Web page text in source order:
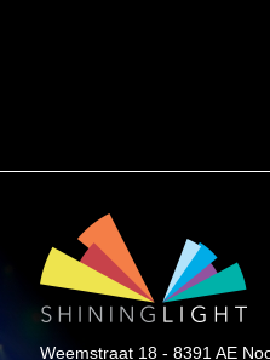
Weemstraat 18 - 8391 AE